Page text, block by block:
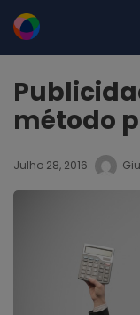
método
Julho 28, 2016